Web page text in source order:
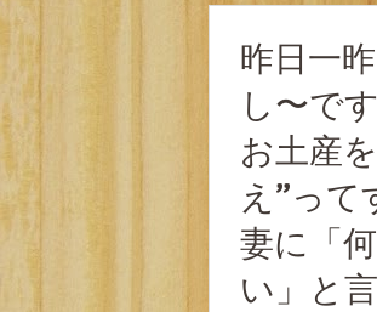
昨日一
し〜で
お土産
え”って
妻に「
い」と